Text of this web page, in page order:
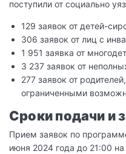
поступили от социально
129 заявок от детей-
306 заявок от лиц с
1 951 заявка от
3 237 заявок от
277 заявок от
ограниченными
Сроки подачи и
Прием заявок по
июня 2024 года до 21:00